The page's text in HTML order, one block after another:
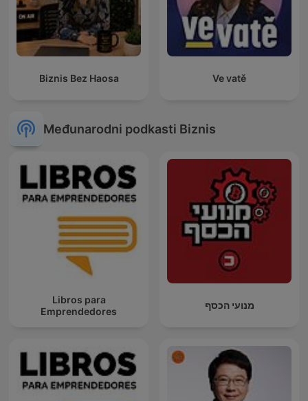
Biznis Bez Haosa Ve vatě
Međunarodni podkasti Biznis
Libros para
Emprendedores
מנועי הכסף